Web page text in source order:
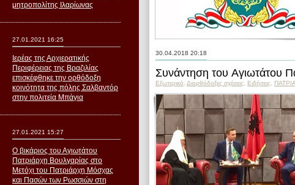
30.04.2018 20:18
Συνάντηση του Αγιωτάτου
Εξωτερικό Διορθόδοξες σχέσεις Ειδήσεις
μητροπολίτης Ιλαρίωνας
27.01.2021 16:25
Ιερέας της Αρχιερατικής
Περιφέρειας της Βραζιλίας
επισκέφθηκε την ορθόδοξη
κοινότητα της πόλης Σαλβαντόρ
στην πολιτεία Μπάγια
27.01.2021 15:27
Ο βικάριος του Αγιωτάτου
Πατριάρχη Βουλγαρίας στο
Μετόχι του Πατριάρχη Μόσχας
και Πασών των Ρωσσιών στη